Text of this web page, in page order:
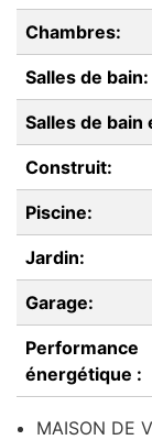
Chambres:
Salles de bain:
Salles de bain
Construit:
Piscine:
Jardin:
Garage:
Performance
énergétique :
MAISON DE